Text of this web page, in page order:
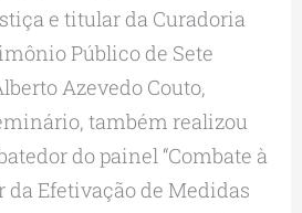
e titular da Curadoria
Público de Sete
Azevedo Couto,
também realizou
do painel “Combate à
da Efetivação de Medidas